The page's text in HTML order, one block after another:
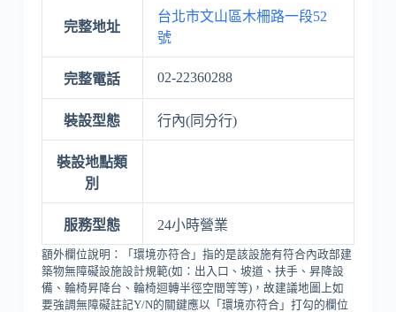
完整地址
台北市文山區木柵路一段52
號
完整電話 02-22360288
裝設型態 行內(同分行)
裝設地點類
別
服務型態 24小時營業
額外欄位說明：「環境亦符合」指的是該設施有符合內政部建
築物無障礙設施設計規範(如：出入口、坡道、扶手、昇降設
備、輪椅昇降台、輪椅迴轉半徑空間等等)，故建議地圖上如
要強調無障礙註記Y/N的關鍵應以「環境亦符合」打勾的欄位